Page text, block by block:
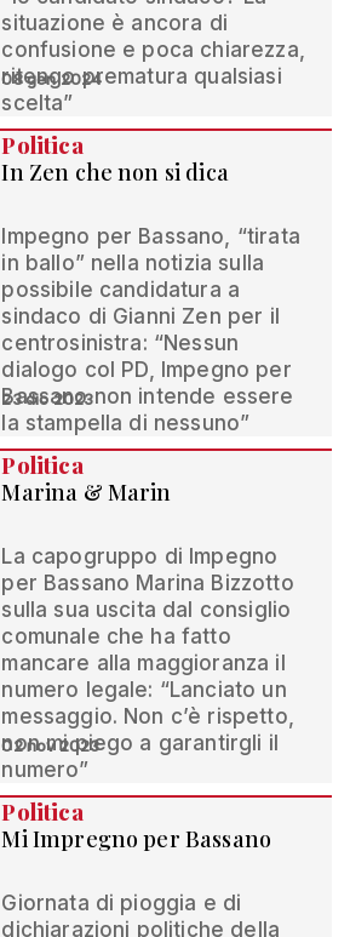
situazione è ancora di
confusione e poca chiarezza,
ritengo prematura qualsiasi
scelta”
08 gen 2024
Politica
In Zen che non si dica
Impegno per Bassano, “tirata
in ballo” nella notizia sulla
possibile candidatura a
sindaco di Gianni Zen per il
centrosinistra: “Nessun
dialogo col PD, Impegno per
Bassano non intende essere
la stampella di nessuno”
23 dic 2023
Politica
Marina & Marin
La capogruppo di Impegno
per Bassano Marina Bizzotto
sulla sua uscita dal consiglio
comunale che ha fatto
mancare alla maggioranza il
numero legale: “Lanciato un
messaggio. Non c’è rispetto,
non mi piego a garantirgli il
numero”
02 nov 2023
Politica
Mi Impregno per Bassano
Giornata di pioggia e di
dichiarazioni politiche della